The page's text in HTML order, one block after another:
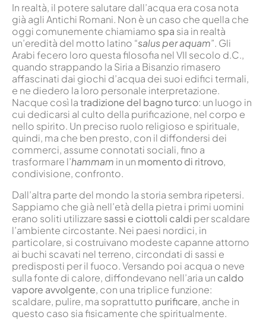
In realtà, il potere salutare dall’acqua era cosa nota
già agli Antichi Romani. Non è un caso che quella che
oggi comunemente chiamiamo spa sia in realtà
un’eredità del motto latino “salus per aquam”. Gli
Arabi fecero loro questa filosofia nel VII secolo d.C.,
quando strappando la Siria a Bisanzio rimasero
affascinati dai giochi d’acqua dei suoi edifici termali,
e ne diedero la loro personale interpretazione.
Nacque così latradizione del bagno turco: un luogo in
cui dedicarsi al culto della purificazione, nel corpo e
nello spirito. Un preciso ruolo religioso e spirituale,
quindi, ma che ben presto, con il diffondersi dei
commerci, assume connotati sociali, fino a
trasformare l’hammam in un momento di ritrovo,
condivisione, confronto.
Dall’altra parte del mondo la storia sembra ripetersi.
Sappiamo che già nell’età della pietra i primi uomini
erano soliti utilizzare sassi e ciottoli caldi per scaldare
l’ambiente circostante. Nei paesi nordici, in
particolare, si costruivano modeste capanne attorno
ai buchi scavati nel terreno, circondati di sassi e
predisposti per il fuoco. Versando poi acqua o neve
sulla fonte di calore, diffondevano nell’aria un caldo
vapore avvolgente, con una triplice funzione:
scaldare, pulire, ma soprattutto purificare, anche in
questo caso sia fisicamente che spiritualmente.